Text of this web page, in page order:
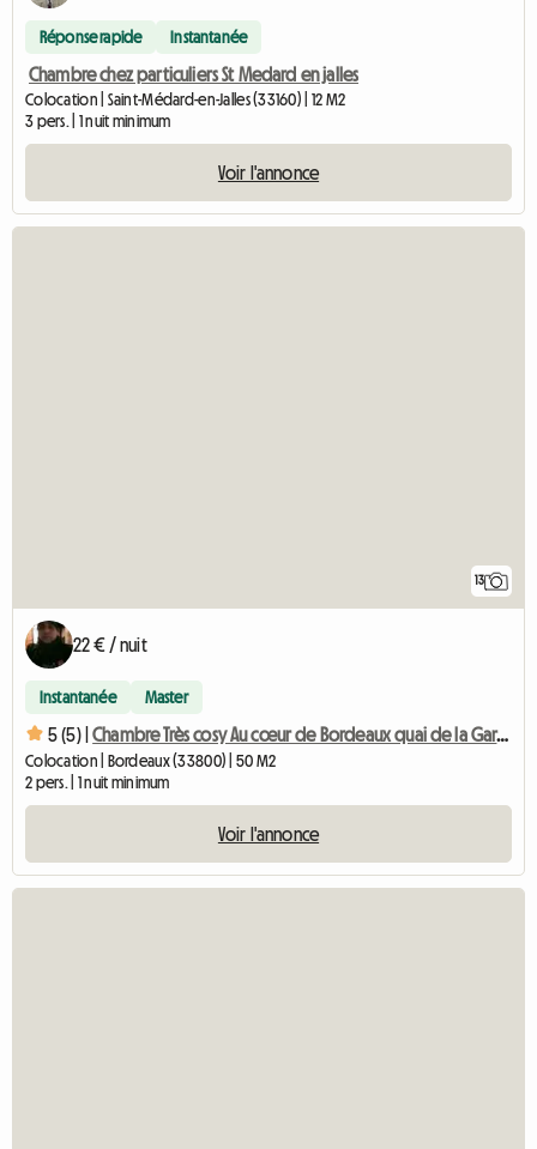
Réponse rapide Instantanée
Chambre chez particuliers St Medard en jalles
Colocation | Saint-Médard-en-Jalles (33160) | 12 M2
3 pers. | 1 nuit minimum
Voir l'annonce
13
22 € / nuit
Instantanée Master
5 (5) | Chambre Très cosy Au cœur de Bordeaux quai de la Garonne
Colocation | Bordeaux (33800) | 50 M2
2 pers. | 1 nuit minimum
Voir l'annonce